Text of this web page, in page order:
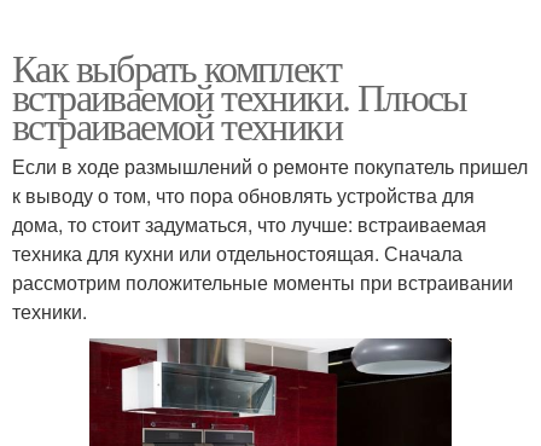
Как выбрать комплект
встраиваемой техники. Плюсы
встраиваемой техники
Если в ходе размышлений о ремонте покупатель пришел
к выводу о том, что пора обновлять устройства для
дома, то стоит задуматься, что лучше: встраиваемая
техника для кухни или отдельностоящая. Сначала
рассмотрим положительные моменты при встраивании
техники.